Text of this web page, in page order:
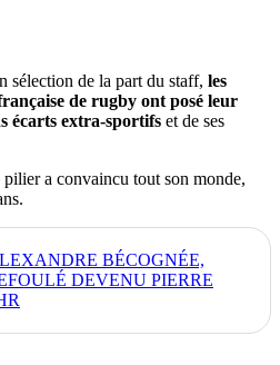
sélection de la part du staff, les
de rugby ont posé leur
écarts extra-sportifs et de ses
a convaincu tout son monde,
BÉCOGNÉE,
DEVENU PIERRE